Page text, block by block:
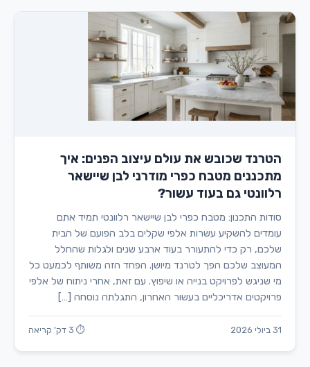
הטרנד שכובש את עולם עיצוב הפנים: איך
מתכננים מטבח כפרי מודרני לבן שיישאר
רלוונטי גם בעוד עשור?
סודות התכנון: מטבח כפרי לבן שיישאר רלוונטי תמיד אתם
עומדים להשקיע עשרות אלפי שקלים בלב הפועם של הבית
שלכם, רק כדי להתעורר בעוד ארבע שנים ולגלות שהחלל
המעוצב שלכם הפך לטרנד מיושן. הפחד הזה משותף לכמעט כל
מי שניגש לפרויקט בנייה או שיפוץ. עם זאת, אחרי ניתוח של אלפי
פרויקטים אדריכליים בעשור האחרון, התגלתה נוסחה […]
31 ביולי 2026 ⏱ 3 דק' קריאה